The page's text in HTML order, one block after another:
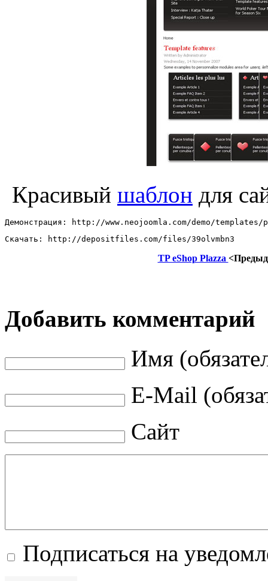
Красивый шаблон для
Демонстрация: http://www.neojoomla.com/demo/
Скачать: http://depositfiles.com/files/39olvmbn3
TP eShop Plazza
Добавить комментарий
Имя
E-Mail
Сайт
Подписаться на